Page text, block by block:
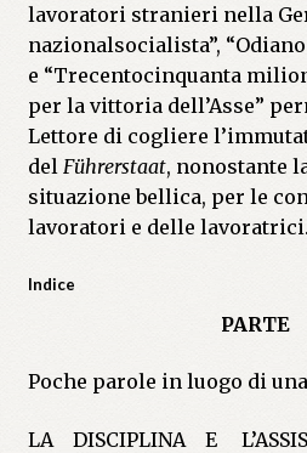
lavoratori stranieri nella
nazionalsocialista”,
e “Trecentocinquanta
per la vittoria dell’Asse”
Lettore di cogliere
del Führerstaat, nonostante
situazione bellica, per le
lavoratori e delle lavoratrici.
Indice
PARTE
Poche parole in luogo di
LA DISCIPLINA E